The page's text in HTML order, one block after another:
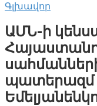
Գլխավոր
ԱՄՆ-ի
պատերազմ